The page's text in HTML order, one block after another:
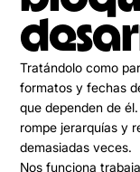
Tratándolo como
formatos y fechas
que dependen de
rompe jerarquías y
demasiadas veces.
Nos funciona